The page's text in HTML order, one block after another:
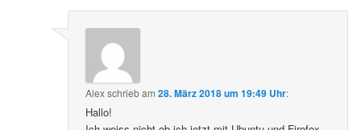
Alexschriebam28. März 2018 um 19:49 Uhr:
Hallo!